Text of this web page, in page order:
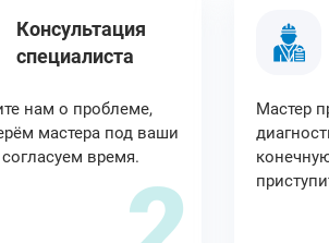
Консультация
специалиста
нам о проблеме,
мастера под ваши
время.
Мастер